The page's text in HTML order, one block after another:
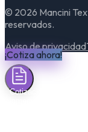
© 2026 Mancini
reservados.
Aviso de privacidad
¡Cotiza ahora!
Cotización